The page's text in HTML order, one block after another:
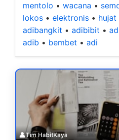
mentolo • wacana •
lokos • elektronis • hujat
adibangkit • adibibit •
adib • bembet • adi
👤Tim HabitKaya